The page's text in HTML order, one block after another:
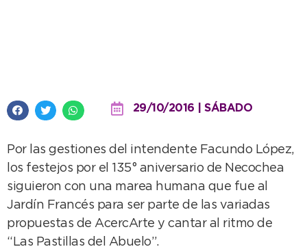
29/10/2016 | SÁBADO
Por las gestiones del intendente Facundo López,
los festejos por el 135° aniversario de Necochea
siguieron con una marea humana que fue al
Jardín Francés para ser parte de las variadas
propuestas de AcercArte y cantar al ritmo de
“Las Pastillas del Abuelo”.